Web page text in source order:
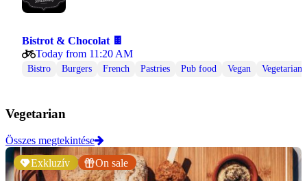
Bistrot & Chocolat 🍫
Today from 11:20 AM
Bistro Burgers French Pastries Pub food Vegan Vegetarian
Vegetarian
Összes megtekintése
Exkluzív
On sale